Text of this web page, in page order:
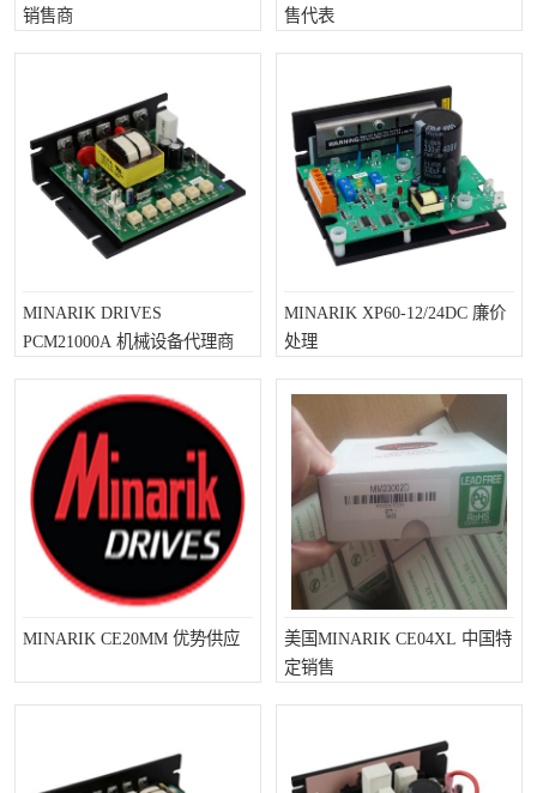
销售商
售代表
MINARIK DRIVES
PCM21000A 机械设备代理商
MINARIK XP60-12/24DC 廉价
处理
MINARIK CE20MM 优势供应
美国MINARIK CE04XL 中国特
定销售